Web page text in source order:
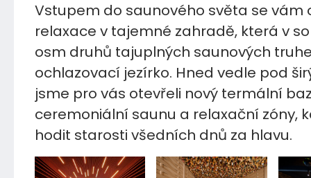
Vstupem do saunového světa se vám
relaxace v tajemné zahradě, která v
osm druhů tajuplných saunových
ochlazovací jezírko. Hned vedle pod
jsme pro vás otevřeli nový termální
ceremoniální saunu a relaxační zóny,
hodit starosti všedních dnů za hlavu.